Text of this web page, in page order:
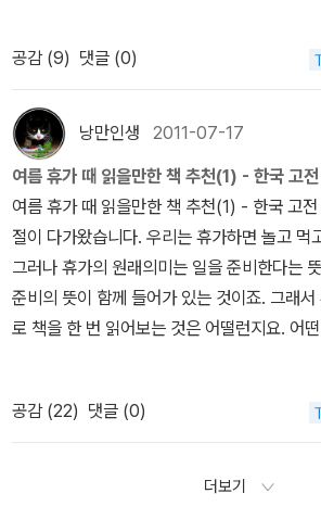
듯이, 이제는 높은 권좌에서 내려와 수평적 시
때가 왔다. 클로드 레비ㅡ스트로스는 << 슬픈
같이 말했다. ' 세계는 인간 없이 시작되었고,
다. ' 이제 인간이라는 아버지는 알파고를 인
해야 할 때가 왔다. ​아버지가 권위를 내려놓으
아오듯이, 인간은 이제 상생을 위한 평화를 얻
을 존중할 필요가 있다. 알파고는 계속 진화
기자 회견을 통해 ' 이세돌의 패배일 뿐, 인간
말했지만, 이 말은 틀렸다. 패배한 것은 이세
하지만 슬퍼하지는 말자. 이길 수도 있고 질
< 밀리언 달러 베이비 >> 에서 늙은 트레이
가 한 말이다. 그렇다, 이길 수도 있고 질 수도
나는 알파고가 이세돌을 5 : 0 으로 이겼다고
신을 영접하리라. ​' 안녕, 알파고 ! ' 덧대
을 벌어 정당하게 돈을 쓰는 삶이 가치 있다는
가치 있다는 의견도 있었다. 나머지 세 팀은 어
(5학년 구경하느라 나머지 세 팀 의견은 놓쳤
치 있게 생각하는 삶을 말하고, 그 근거를 제시
른 팀이 거기에 반박하거나 궁금한 것을 질문
이었다. 질문과 응답이 예사롭지 않았다. 이
본선에 진출한 아이는 이 대회를 통해 한층
다. 다른 팀의 의견을 들으면서 내 생각을 수
근거의 오류를 스스로 발견하기도 하고 말이
토론이 독서의 꽃이라고 했는지 절감한 날이
문화에서 자라지 못해 토론이라 하면 무조건
하지 않아 의견에 반대하는 것인데 자신에 대
여기고 감정 싸움으로 발전하는 예가 비일비
높아지고 삿대질을 해대는 것도 자신에 대해
받아서이다. 그래서 기성세대는 서로 소통하
책 앱은 구글 플레이스토어에서 무료로 다운
오북은 음악 감상 서비스처럼 스트리밍 방식
가능한 책과 스마트폰만 있으면 언제 어디서
고 한다. 더책을 서비스하는 출판사는 창비
북, 길벗어린이, 길벗스쿨, 김영사, 낮은산, 논
보리,사파리, 책속물고기, 천개의바람,청어람
주니어, 한림출판사,한솔수북, 한울림어린이,
더북 서비스를 하는 책들이 많은 듯...
려 보았다고 한다. 금서란 원래 그런 것이다.
아 다니는 것. 그러니 베스트셀러 되고 싶다면
허균의 <홍길동전>을 빼 먹으면 안 된다는 거
공산주의자 쯤 될 것이다. 서자로 출생하여 무
하여 탐관오리를 골탕 먹이다 율도국을 만들
을 실천하고 살았으니 말이다. 이게 엄격한 신
에서 통할 말이가. 혀균, 천재였지만 고통스런
다. 어쨋든, 시대가 하수상하니 책 내는 것도
공감 (9) 댓글 (0)
낭만인생 2011-07-17
여름 휴가 때 읽을만한 책 추천(1) - 한국 고
여름 휴가 때 읽을만한 책 추천(1) - 한국 고전
절이 다가왔습니다. 우리는 휴가하면 놀고 먹
그러나 휴가의 원래의미는 일을 준비한다는
준비의 뜻이 함께 들어가 있는 것이죠. 그래
로 책을 한 번 읽어보는 것은 어떨런지요. 어
전 소설을 추천해 봅니다. 한국 고전을 결코
시리즈를 완독하면 한층 자신이 업그레드 되
겁니다.고대/ 삼국유사, 삼국사기삼국사기는
(서기1145년)에 인종의 명으로 김부식이 고
공감 (22) 댓글 (0)
더보기